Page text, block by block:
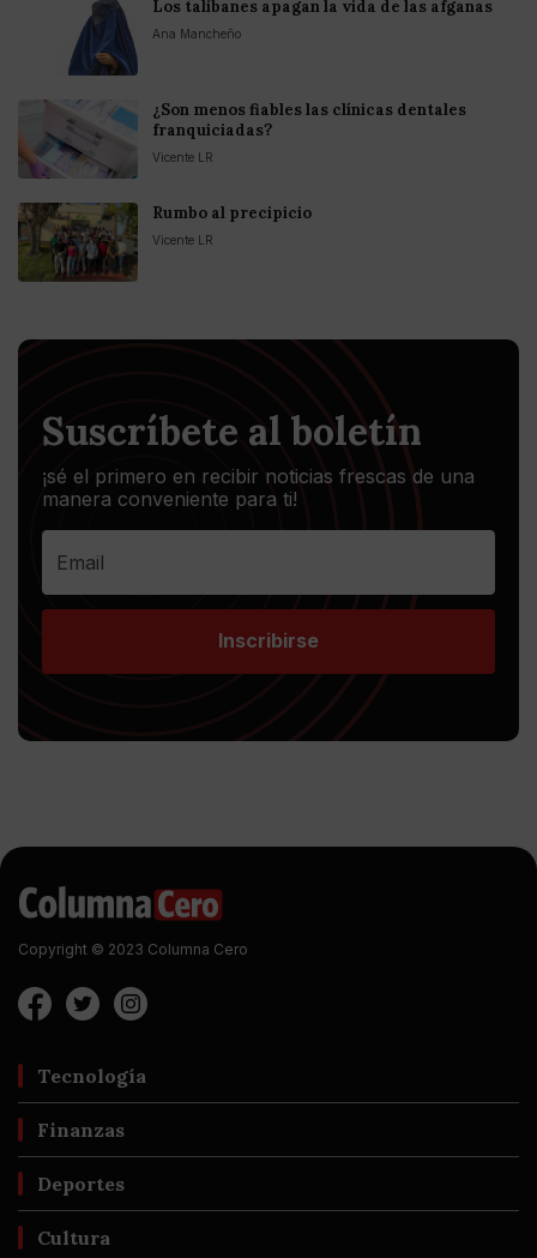
Los talibanes apagan la vida de las afganas
Ana Mancheño
¿Son menos fiables las clínicas dentales
franquiciadas?
Vicente LR
Rumbo al precipicio
Vicente LR
Suscríbete al boletín
¡sé el primero en recibir noticias frescas de una
manera conveniente para ti!
Inscribirse
Copyright © 2023 Columna Cero
Tecnología
Finanzas
Deportes
Cultura